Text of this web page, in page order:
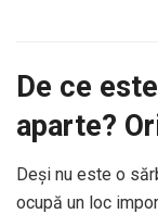
De ce
aparte?
Deși nu este o
ocupă un loc